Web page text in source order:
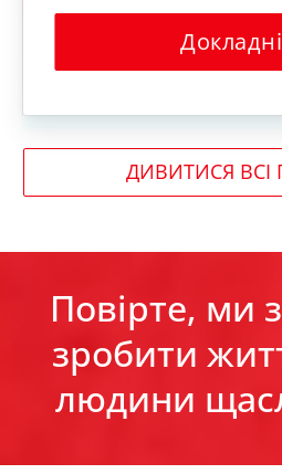
ДИВИТИСЯ ВСІ
Повірте, ми
зробити
людини